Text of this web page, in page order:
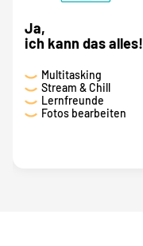
Ja,
ich kann das alles!
Multitasking
Stream & Chill
Lernfreunde
Fotos bearbeiten